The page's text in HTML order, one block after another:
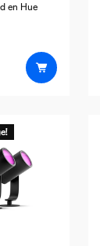
en Hue
449,00 kr.